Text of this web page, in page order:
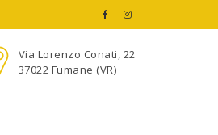
Via Lorenzo Conati, 22
37022 Fumane (VR)